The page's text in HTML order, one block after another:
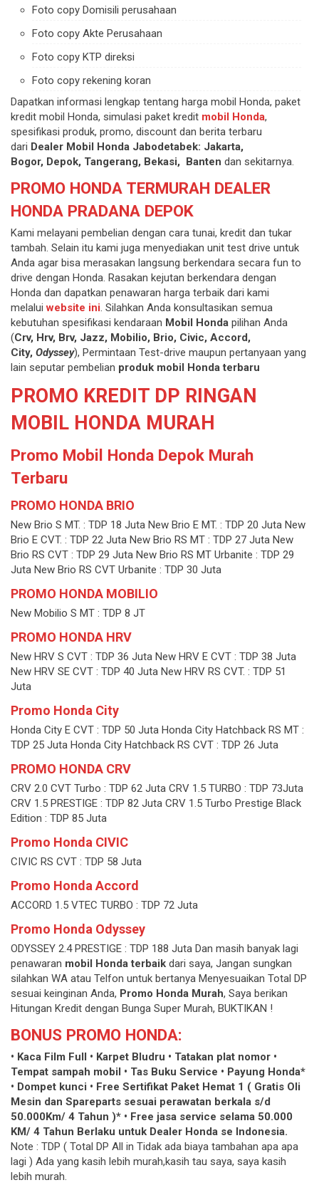
Foto copy Domisili perusahaan
Foto copy Akte Perusahaan
Foto copy KTP direksi
Foto copy rekening koran
Dapatkan informasi lengkap tentang harga mobil Honda, paket
kredit mobil Honda, simulasi paket kredit mobil Honda,
spesifikasi produk, promo, discount dan berita terbaru
dari Dealer Mobil Honda Jabodetabek: Jakarta,
Bogor, Depok, Tangerang, Bekasi, Banten dan sekitarnya.
PROMO HONDA TERMURAH DEALER
HONDA PRADANA DEPOK
Kami melayani pembelian dengan cara tunai, kredit dan tukar
tambah. Selain itu kami juga menyediakan unit test drive untuk
Anda agar bisa merasakan langsung berkendara secara fun to
drive dengan Honda. Rasakan kejutan berkendara dengan
Honda dan dapatkan penawaran harga terbaik dari kami
melaluiwebsite ini. Silahkan Anda konsultasikan semua
kebutuhan spesifikasi kendaraan Mobil Honda pilihan Anda
(Crv, Hrv, Brv, Jazz, Mobilio, Brio, Civic, Accord,
City, Odyssey), Permintaan Test-drive maupun pertanyaan yang
lain seputar pembelian produk mobil Honda terbaru
PROMO KREDIT DP RINGAN
MOBIL HONDA MURAH
Promo Mobil Honda Depok Murah
Terbaru
PROMO HONDA BRIO
New Brio S MT. : TDP 18 Juta New Brio E MT. : TDP 20 Juta New
Brio E CVT. : TDP 22 Juta New Brio RS MT : TDP 27 Juta New
Brio RS CVT : TDP 29 Juta New Brio RS MT Urbanite : TDP 29
Juta New Brio RS CVT Urbanite : TDP 30 Juta
PROMO HONDA MOBILIO
New Mobilio S MT : TDP 8 JT
PROMO HONDA HRV
New HRV S CVT : TDP 36 Juta New HRV E CVT : TDP 38 Juta
New HRV SE CVT : TDP 40 Juta New HRV RS CVT. : TDP 51
Juta
Promo Honda City
Honda City E CVT : TDP 50 Juta Honda City Hatchback RS MT :
TDP 25 Juta Honda City Hatchback RS CVT : TDP 26 Juta
PROMO HONDA CRV
CRV 2.0 CVT Turbo : TDP 62 Juta CRV 1.5 TURBO : TDP 73Juta
CRV 1.5 PRESTIGE : TDP 82 Juta CRV 1.5 Turbo Prestige Black
Edition : TDP 85 Juta
Promo Honda CIVIC
CIVIC RS CVT : TDP 58 Juta
Promo Honda Accord
ACCORD 1.5 VTEC TURBO : TDP 72 Juta
Promo Honda Odyssey
ODYSSEY 2.4 PRESTIGE : TDP 188 Juta Dan masih banyak lagi
penawaran mobil Honda terbaik dari saya, Jangan sungkan
silahkan WA atau Telfon untuk bertanya Menyesuaikan Total DP
sesuai keinginan Anda, Promo Honda Murah, Saya berikan
Hitungan Kredit dengan Bunga Super Murah, BUKTIKAN !
BONUS PROMO HONDA:
• Kaca Film Full • Karpet Bludru • Tatakan plat nomor •
Tempat sampah mobil • Tas Buku Service • Payung Honda*
• Dompet kunci • Free Sertifikat Paket Hemat 1 ( Gratis Oli
Mesin dan Spareparts sesuai perawatan berkala s/d
50.000Km/ 4 Tahun )* • Free jasa service selama 50.000
KM/ 4 Tahun Berlaku untuk Dealer Honda se Indonesia.
Note : TDP ( Total DP All in Tidak ada biaya tambahan apa apa
lagi ) Ada yang kasih lebih murah,kasih tau saya, saya kasih
lebih murah.